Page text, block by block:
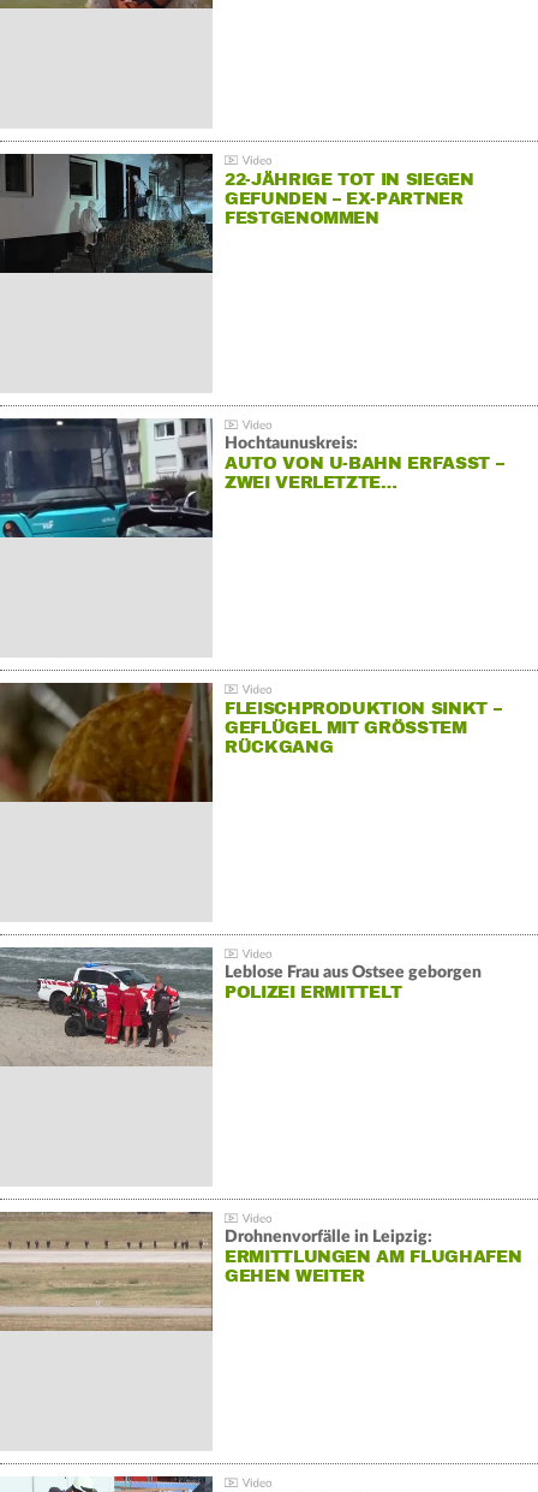
22-JÄHRIGE TOT IN SIEGEN
GEFUNDEN – EX-PARTNER
FESTGENOMMEN
Hochtaunuskreis:
AUTO VON U-BAHN ERFASST –
ZWEI VERLETZTE…
FLEISCHPRODUKTION SINKT –
GEFLÜGEL MIT GRÖSSTEM R
ÜCKGANG
Leblose Frau aus Ostsee geborgen
POLIZEI ERMITTELT
Drohnenvorfälle in Leipzig:
ERMITTLUNGEN AM FLUGHAFEN
GEHEN WEITER